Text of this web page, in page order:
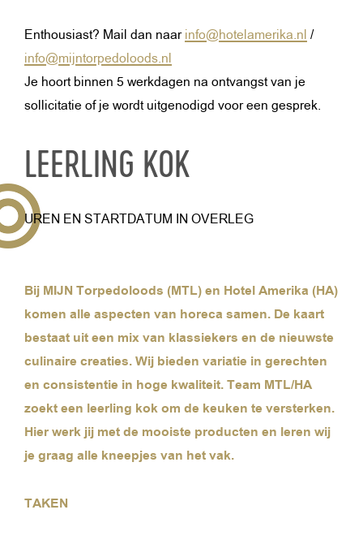
Enthousiast? Mail dan naarinfo@hotelamerika.nl/
info@mijntorpedoloods.nl
Je hoort binnen 5 werkdagen na ontvangst van je
sollicitatie of je wordt uitgenodigd voor een gesprek.
LEERLING KOK
UREN EN STARTDATUM IN OVERLEG
Bij MIJN Torpedoloods (MTL) en Hotel Amerika (HA)
komen alle aspecten van horeca samen. De kaart
bestaat uit een mix van klassiekers en de nieuwste
culinaire creaties. Wij bieden variatie in gerechten
en consistentie in hoge kwaliteit. Team MTL/HA
zoekt een leerling kok om de keuken te versterken.
Hier werk jij met de mooiste producten en leren wij
je graag alle kneepjes van het vak.
TAKEN